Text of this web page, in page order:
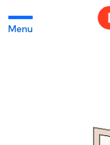
Menu